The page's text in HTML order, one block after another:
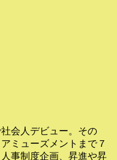
会人デビュー。その
ミューズメントまで７
事制度企画、昇進や昇